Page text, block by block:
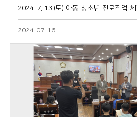
2024. 7. 13.(토) 아동·청소년 진로직업
2024-07-16